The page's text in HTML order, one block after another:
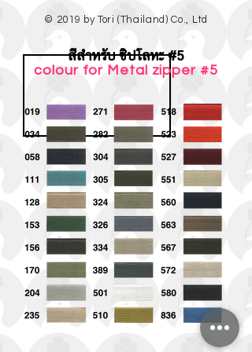
© 2019 by Tori (Thailand) Co., Ltd
สีสำหรับ ซิปโลหะ #5
colour for Metal zipper #5